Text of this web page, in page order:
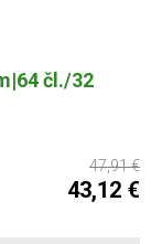
čl./32
47,91 €
43,12 €